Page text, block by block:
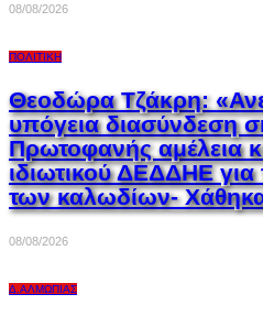
08/08/2026
ΠΟΛΙΤΙΚΉ
Θεοδώρα Τζάκρη:
υπόγεια διασύνδεση
Πρωτοφανής αμέλεια
ιδιωτικού ΔΕΔΔΗΕ
των καλωδίων-
08/08/2026
Δ.ΑΛΜΩΠΊΑΣ